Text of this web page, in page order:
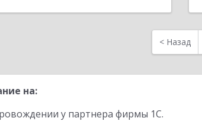
< Назад
на:
у партнера фирмы 1С.